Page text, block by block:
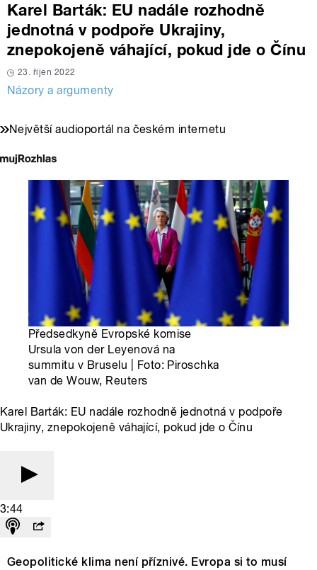
Karel Barták: EU nadále rozhodně
jednotná v podpoře Ukrajiny,
znepokojeně váhající, pokud jde o Čínu
23. říjen 2022
Názory a argumenty
Největší audioportál na českém internetu
Předsedkyně Evropské komise
Ursula von der Leyenová na
summitu v Bruselu | Foto: Piroschka
van de Wouw, Reuters
Karel Barták: EU nadále rozhodně jednotná v podpoře
Ukrajiny, znepokojeně váhající, pokud jde o Čínu
3:44
Geopolitické klima není příznivé. Evropa si to musí